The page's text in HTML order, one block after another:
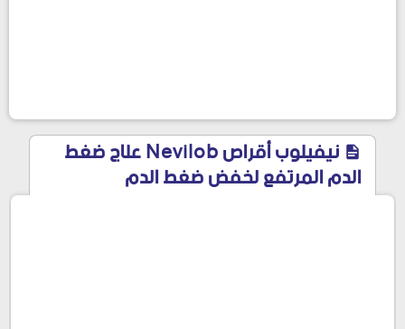
نيفيلوب أقراص Nevilob علاج ضغط
الدم المرتفع لخفض ضغط الدم